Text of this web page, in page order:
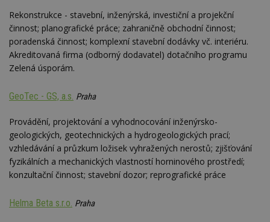
Rekonstrukce - stavební, inženýrská, investiční a projekční
činnost; planografické práce; zahraničně obchodní činnost;
poradenská činnost; komplexní stavební dodávky vč. interiéru.
Akreditovaná firma (odborný dodavatel) dotačního programu
Zelená úsporám.
GeoTec - GS, a.s. Praha
Provádění, projektování a vyhodnocování inženýrsko-
geologických, geotechnických a hydrogeologických prací;
vzhledávání a průzkum ložisek vyhražených nerostů; zjišťování
fyzikálních a mechanických vlastností horninového prostředí;
konzultační činnost; stavební dozor; reprografické práce
Helma Beta s.r.o. Praha